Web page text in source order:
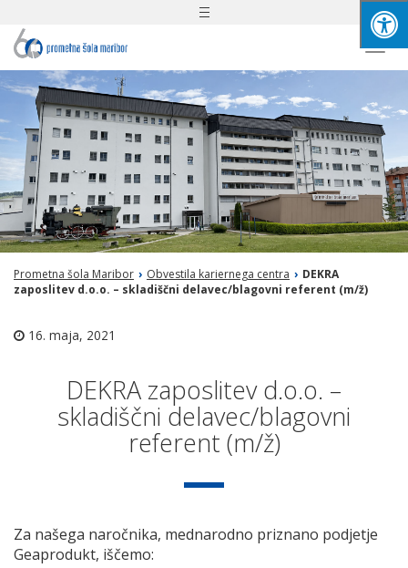
Toggle
Prometna šola Maribor › Obvestila kariernega centra › DEKRA
zaposlitev d.o.o. – skladiščni delavec/blagovni referent (m/ž)
16. maja, 2021
DEKRA zaposlitev d.o.o. –
skladiščni delavec/blagovni
referent (m/ž)
Za našega naročnika, mednarodno priznano podjetje
Geaprodukt, iščemo: